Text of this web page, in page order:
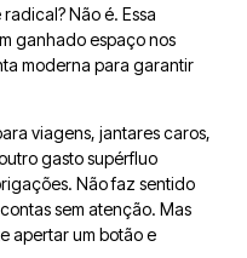
Não é. Essa
ganhado espaço nos
moderna para garantir
viagens, jantares caros,
gasto supérfluo
Não faz sentido
sem atenção. Mas
apertar um botão e